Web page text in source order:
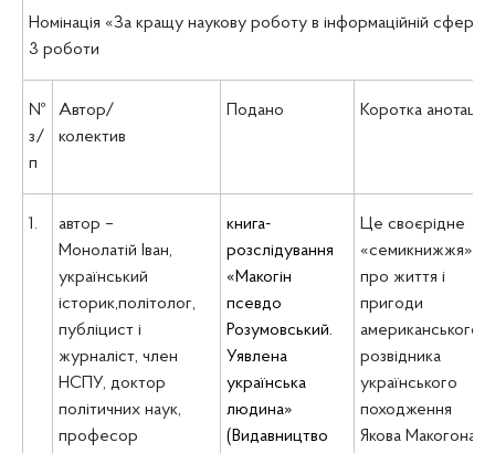
Номінація «За кращу наукову роботу в інформаційній сфері»
3 роботи
№
з/
п
Автор/
колектив
Подано Коротка анотація
1.
автор –
Монолатій Іван,
український
історик,політолог,
публіцист і
журналіст, член
НСПУ, доктор
політичних наук,
професор
книга-
розслідування
«Макогін
псевдо
Розумовський.
Уявлена
українська
людина»
(Видавництво
Це своєрідне
«семикнижжя»
про життя і
пригоди
американського
розвідника
українського
походження
Якова Макогона